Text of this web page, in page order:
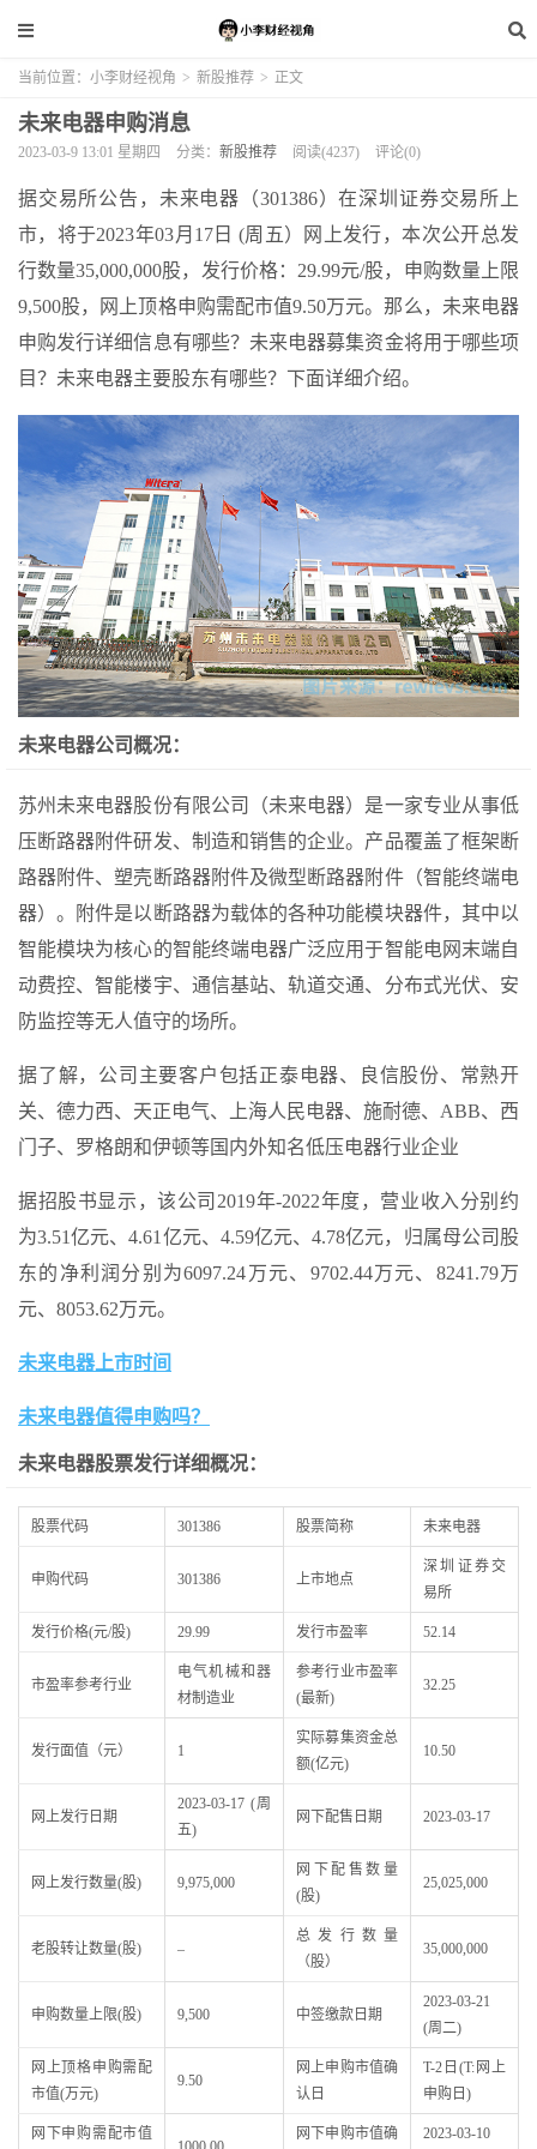
当前位置： 小李财经视角 > 新股推荐 > 正文
未来电器申购消息
2023-03-9 13:01 星期四 分类： 新股推荐 阅读(4237) 评论(0)
据交易所公告，未来电器（301386）在深圳证券交易所上
市，将于2023年03月17日 (周五）网上发行，本次公开总发
行数量35,000,000股，发行价格：29.99元/股，申购数量上限
9,500股，网上顶格申购需配市值9.50万元。那么，未来电器
申购发行详细信息有哪些？未来电器募集资金将用于哪些项
目？未来电器主要股东有哪些？下面详细介绍。
未来电器公司概况：
苏州未来电器股份有限公司（未来电器）是一家专业从事低
压断路器附件研发、制造和销售的企业。产品覆盖了框架断
路器附件、塑壳断路器附件及微型断路器附件（智能终端电
器）。附件是以断路器为载体的各种功能模块器件，其中以
智能模块为核心的智能终端电器广泛应用于智能电网末端自
动费控、智能楼宇、通信基站、轨道交通、分布式光伏、安
防监控等无人值守的场所。
据了解，公司主要客户包括正泰电器、良信股份、常熟开
关、德力西、天正电气、上海人民电器、施耐德、ABB、西
门子、罗格朗和伊顿等国内外知名低压电器行业企业
据招股书显示，该公司2019年-2022年度，营业收入分别约
为3.51亿元、4.61亿元、4.59亿元、4.78亿元，归属母公司股
东的净利润分别为6097.24万元、9702.44万元、8241.79万
元、8053.62万元。
未来电器上市时间
未来电器值得申购吗？
未来电器股票发行详细概况：
股票代码 301386 股票简称 未来电器
申购代码 301386 上市地点
深圳证券交
易所
发行价格(元/股) 29.99 发行市盈率 52.14
市盈率参考行业
电气机械和器
材制造业
参考行业市盈率
(最新)
32.25
发行面值（元） 1
实际募集资金总
额(亿元)
10.50
网上发行日期
2023-03-17 (周
五)
网下配售日期 2023-03-17
网上发行数量(股) 9,975,000
网下配售数量
(股)
25,025,000
老股转让数量(股) –
总发行数量
（股）
35,000,000
申购数量上限(股) 9,500 中签缴款日期
2023-03-21
(周二)
网上顶格申购需配
市值(万元)
9.50
网上申购市值确
认日
T-2日(T:网上
申购日)
网下申购需配市值 网下申购市值确 2023-03-10